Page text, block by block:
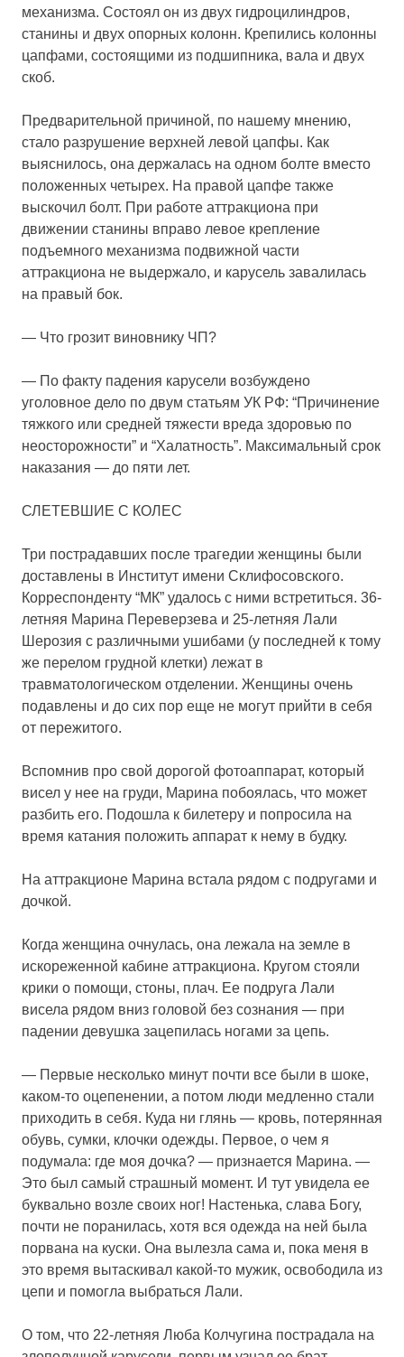
механизма. Состоял он из двух гидроцилиндров,
станины и двух опорных колонн. Крепились колонны
цапфами, состоящими из подшипника, вала и двух
скоб.
Предварительной причиной, по нашему мнению,
стало разрушение верхней левой цапфы. Как
выяснилось, она держалась на одном болте вместо
положенных четырех. На правой цапфе также
выскочил болт. При работе аттракциона при
движении станины вправо левое крепление
подъемного механизма подвижной части
аттракциона не выдержало, и карусель завалилась
на правый бок.
— Что грозит виновнику ЧП?
— По факту падения карусели возбуждено
уголовное дело по двум статьям УК РФ: “Причинение
тяжкого или средней тяжести вреда здоровью по
неосторожности” и “Халатность”. Максимальный срок
наказания — до пяти лет.
СЛЕТЕВШИЕ С КОЛЕС
Три пострадавших после трагедии женщины были
доставлены в Институт имени Склифосовского.
Корреспонденту “МК” удалось с ними встретиться. 36-
летняя Марина Переверзева и 25-летняя Лали
Шерозия с различными ушибами (у последней к тому
же перелом грудной клетки) лежат в
травматологическом отделении. Женщины очень
подавлены и до сих пор еще не могут прийти в себя
от пережитого.
Вспомнив про свой дорогой фотоаппарат, который
висел у нее на груди, Марина побоялась, что может
разбить его. Подошла к билетеру и попросила на
время катания положить аппарат к нему в будку.
На аттракционе Марина встала рядом с подругами и
дочкой.
Когда женщина очнулась, она лежала на земле в
искореженной кабине аттракциона. Кругом стояли
крики о помощи, стоны, плач. Ее подруга Лали
висела рядом вниз головой без сознания — при
падении девушка зацепилась ногами за цепь.
— Первые несколько минут почти все были в шоке,
каком-то оцепенении, а потом люди медленно стали
приходить в себя. Куда ни глянь — кровь, потерянная
обувь, сумки, клочки одежды. Первое, о чем я
подумала: где моя дочка? — признается Марина. —
Это был самый страшный момент. И тут увидела ее
буквально возле своих ног! Настенька, слава Богу,
почти не поранилась, хотя вся одежда на ней была
порвана на куски. Она вылезла сама и, пока меня в
это время вытаскивал какой-то мужик, освободила из
цепи и помогла выбраться Лали.
О том, что 22-летняя Люба Колчугина пострадала на